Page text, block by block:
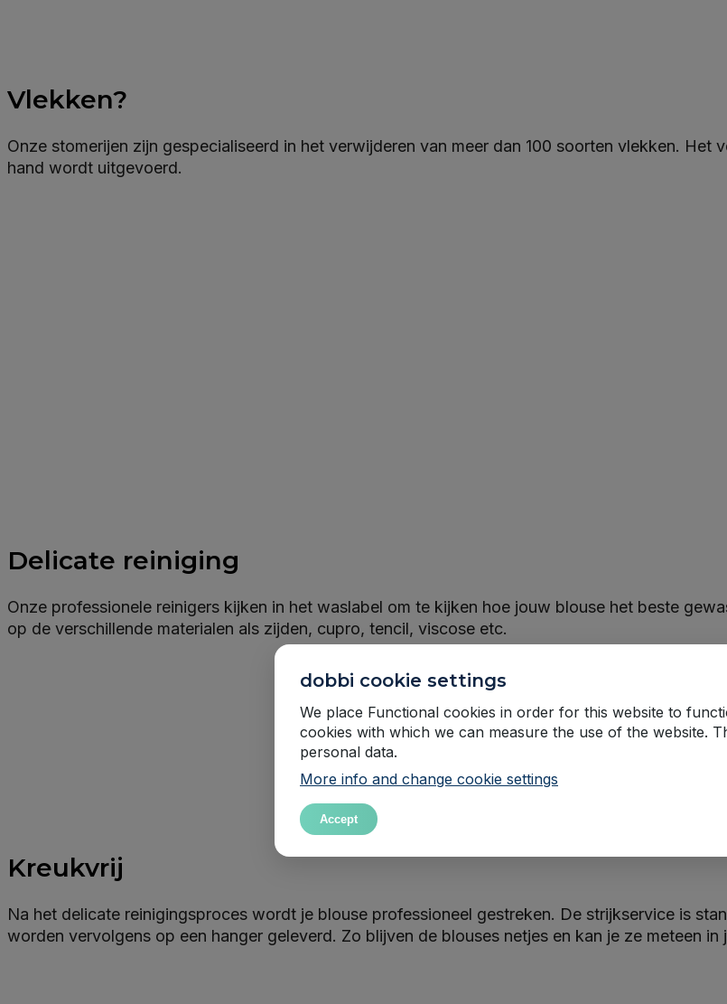
dobbi cookie settings
We place Functional cookies in order for this website to
cookies with which we can measure the use of the website.
personal data.
More info and change cookie settings
Accept
Vlekken?
Onze stomerijen zijn gespecialiseerd in het verwijderen van meer dan 100 soorten vlekken.
hand wordt uitgevoerd.
Delicate reiniging
Onze professionele reinigers kijken in het waslabel om te kijken hoe jouw blouse het beste
op de verschillende materialen als zijden, cupro, tencil, viscose etc.
Kreukvrij
Na het delicate reinigingsproces wordt je blouse professioneel gestreken. De strijkservice is
worden vervolgens op een hanger geleverd. Zo blijven de blouses netjes en kan je ze meteen in